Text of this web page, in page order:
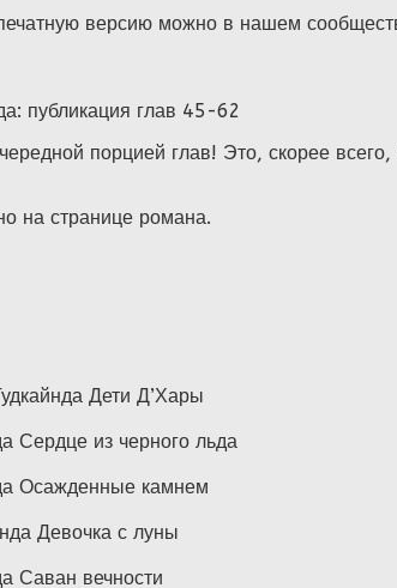
версию можно в нашем
публикация глав 45-62
порцией глав! Это, скорее
на странице романа.
Дети Д’Хары
Сердце из черного льда
Осажденные камнем
Девочка с луны
Саван вечности